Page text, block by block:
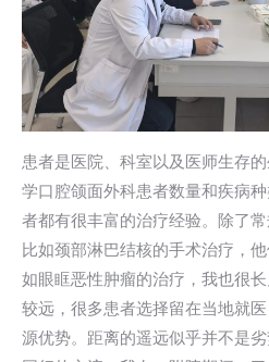
患者是医院、科室以及医师生存
学口腔颌面外科患者数量和疾病
者都有很丰富的治疗经验。除了
比如颈部淋巴结核的手术治疗，
如眼眶恶性肿瘤的治疗，我也很
较远，很多患者选择留在当地就
源优势。距离的遥远似乎并不是